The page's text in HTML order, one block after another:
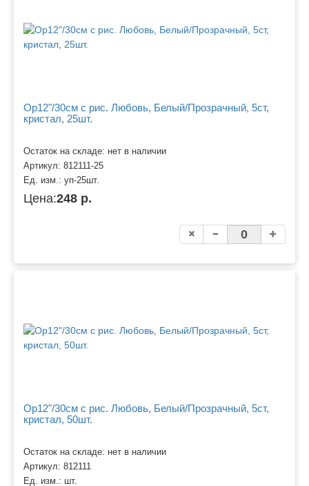
Ор12"/30см с рис. Любовь, Белый/Прозрачный, 5ст,
кристал, 25шт.
Остаток на складе: нет в наличии
Артикул: 812111-25
Ед. изм.: уп-25шт.
Цена:248 р.
Ор12"/30см с рис. Любовь, Белый/Прозрачный, 5ст,
кристал, 50шт.
Остаток на складе: нет в наличии
Артикул: 812111
Ед. изм.: шт.